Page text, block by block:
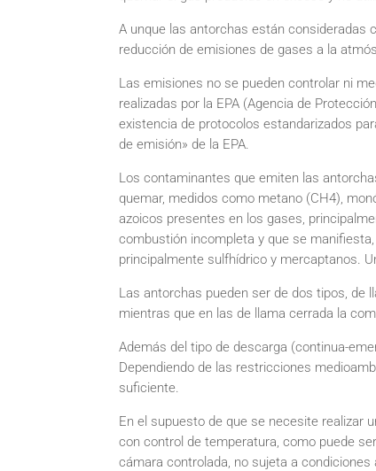
A unque las antorchas están consideradas
reducción de emisiones de gases a la
Las emisiones no se pueden controlar ni
realizadas por la EPA (Agencia de
existencia de protocolos estandarizados
de emisión» de la EPA.
Los contaminantes que emiten las
quemar, medidos como metano (CH4),
azoicos presentes en los gases,
combustión incompleta y que se
principalmente sulfhídrico y mercaptanos.
Las antorchas pueden ser de dos tipos, de
mientras que en las de llama cerrada la
Además del tipo de descarga (continua-
Dependiendo de las restricciones
suficiente.
En el supuesto de que se necesite realizar
con control de temperatura, como puede
cámara controlada, no sujeta a